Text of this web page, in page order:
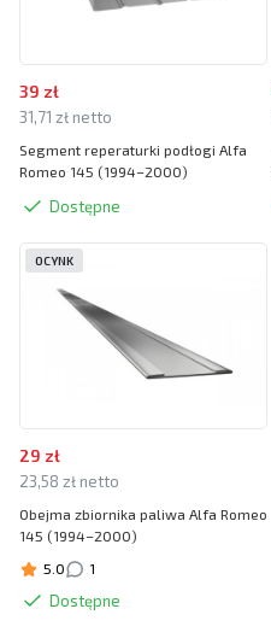
39 zł
31,71 zł netto
Segment reperaturki podłogi Alfa
Romeo 145 (1994–2000)
Dostępne
29 zł
23,58 zł netto
Obejma zbiornika paliwa Alfa Romeo
145 (1994–2000)
5.0
1
Dostępne
OCYNK